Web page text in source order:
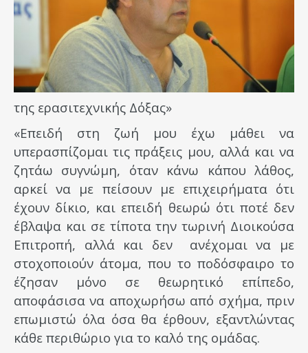
της ερασιτεχνικής Δόξας»
«Επειδή στη ζωή μου έχω μάθει να
υπερασπίζομαι τις πράξεις μου, αλλά και να
ζητάω συγνώμη, όταν κάνω κάπου λάθος,
αρκεί να με πείσουν με επιχειρήματα ότι
έχουν δίκιο, και επειδή θεωρώ ότι ποτέ δεν
έβλαψα και σε τίποτα την τωρινή Διοικούσα
Επιτροπή, αλλά και δεν ανέχομαι να με
στοχοποιούν άτομα, που το ποδόσφαιρο το
έζησαν μόνο σε θεωρητικό επίπεδο,
αποφάσισα να αποχωρήσω από σχήμα, πριν
επωμιστώ όλα όσα θα έρθουν, εξαντλώντας
κάθε περιθώριο για το καλό της ομάδας.